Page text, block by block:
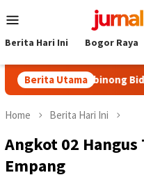
to
Menu
Berita Hari Ini Bogor Raya
Berita Utama
Cibinong Bidik Juara
Home Berita Hari Ini
Angkot 02
Empang